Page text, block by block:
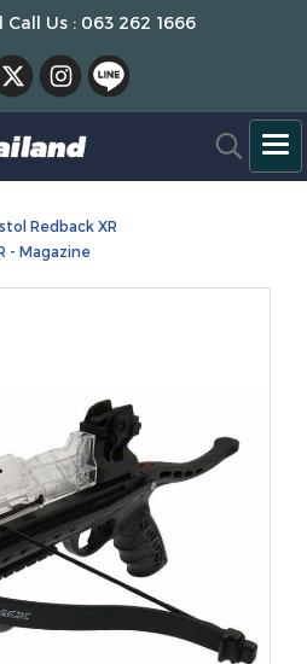
Us : 063 262 1666
Redback XR
- Magazine